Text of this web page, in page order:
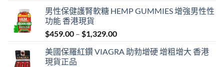
男性保健護腎軟糖 HEMP GUMMIES 增強男性性
功能 香港現貨
$459.00 – $1,329.00Price
$459.00
美國保羅紅鑽 VIAGRA 助勃增硬 增粗增大 香港
現貨正品